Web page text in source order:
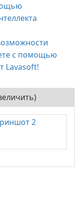
с помощью
Lavasoft!